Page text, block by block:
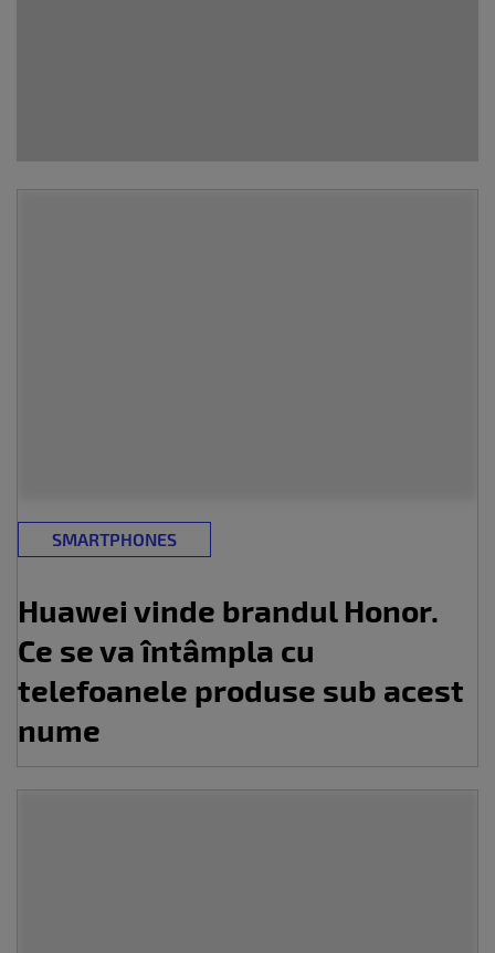
SMARTPHONES
Huawei vinde brandul Honor.
Ce se va întâmpla cu
telefoanele produse sub acest
nume